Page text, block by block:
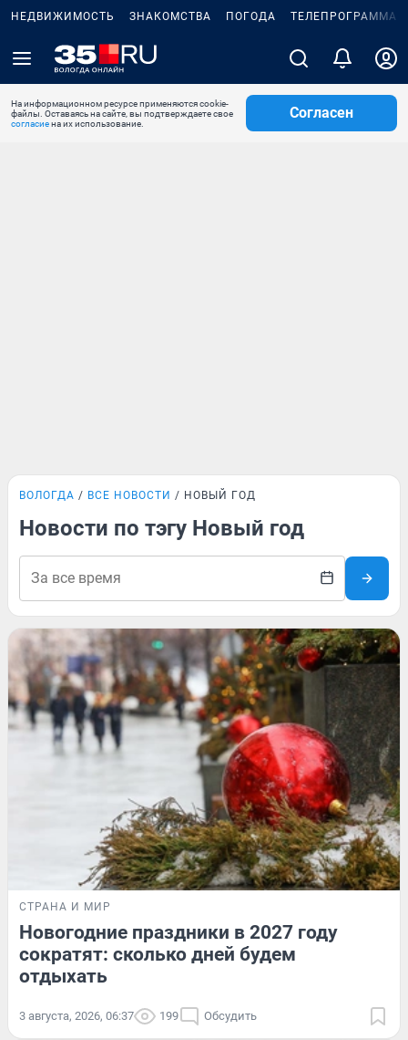
НЕДВИЖИМОСТЬ ЗНАКОМСТВА ПОГОДА ТЕЛЕПРОГРАММА
На информационном ресурсе применяются cookie-
файлы. Оставаясь на сайте, вы подтверждаете свое
согласиена их использование.
Согласен
ВОЛОГДА ВСЕ НОВОСТИ НОВЫЙ ГОД
Новости по тэгу Новый год
СТРАНА И МИР
Новогодние праздники в 2027 году
сократят: сколько дней будем
отдыхать
3 августа, 2026, 06:37 199 Обсудить